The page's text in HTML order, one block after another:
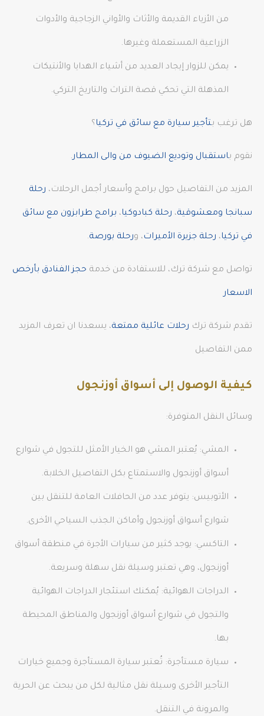
من الأزياء القديمة والأثاث والأواني الزجاجية والأدوات
الزراعية المستعملة وغيرها.
يمكن للزوار إيجاد العديد من أشياء الهدايا والأنتيكات
المذهلة التي تحكي قصة التراث والتاريخ التركي.
هل ترغب بتأجير سيارة مع سائق في تركيا ؟
نقوم باستقبال وتوديع الضيوف من والى المطار.
المزيد من التفاصيل حول برامج وأسعار أجمل الرحلات، رحلة
سبانجا ومعشوقية، رحلة كبادوكيا، برامج طرابزون مع سائق
في تركيا، رحلة جزيرة الأميرات، ورحلة بورصة.
تواصل مع شركة ترك، للاستفادة من خدمة حجز الفنادق بأرخص
الاسعار
تقدم شركة ترك رحلات عائلية ممتعة، يسعدنا ان تعرف المزيد
ممن التفاصيل
كيفية الوصول إلى أسواق أوزنجول
وسائل النقل المتوفرة:
المشي: يُعتبر المشي هو الخيار الأمثل للتجول في شوارع
أسواق أوزنجول والاستمتاع بكل التفاصيل الخلابة.
الأتوبيس: يتوفر عدد من الحافلات العامة للتنقل بين
شوارع أسواق أوزنجول وأماكن الجذب السياحي الأخرى.
التاكسي: يوجد كثير من سيارات الأجرة في منطقة أسواق
أوزنجول، وهي تعتبر وسيلة نقل سهلة وسريعة.
الدراجات الهوائية: يُمكنك استئجار الدراجات الهوائية
والتجول في شوارع أسواق أوزنجول والمناطق المحيطة
بها.
سيارة مستأجرة: تُعتبر سيارة المستأجرة وجميع خيارات
التأجير الأخرى وسيلة نقل مثالية لكل من يبحث عن الحرية
والمرونة في التنقل.